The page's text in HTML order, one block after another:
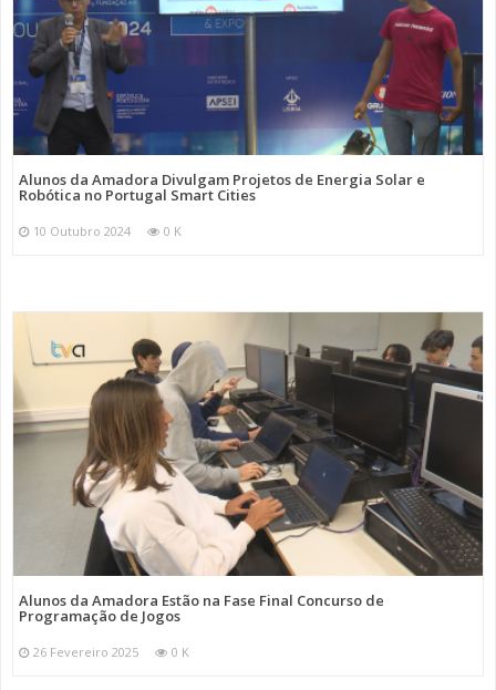
Alunos da Amadora Divulgam Projetos de Energia Solar e
Robótica no Portugal Smart Cities
10 Outubro 2024 0 K
Alunos da Amadora Estão na Fase Final Concurso de
Programação de Jogos
26 Fevereiro 2025 0 K